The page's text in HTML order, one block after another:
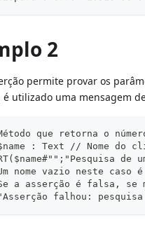
2
permite provar os
é utilizado uma mensagem
que retorna o número
: Text // Nome do
nome vazio neste caso
a asserção é falsa, se
falhou: pesquisa